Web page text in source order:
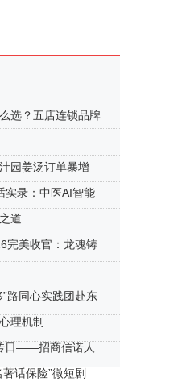
选？五店连锁品牌
园姜汤订单暴增
实录：中医AI智能
道
完美收官：龙魂铸
路同心实践团赴东
理机制
日——招商信诺人
话保险”微短剧